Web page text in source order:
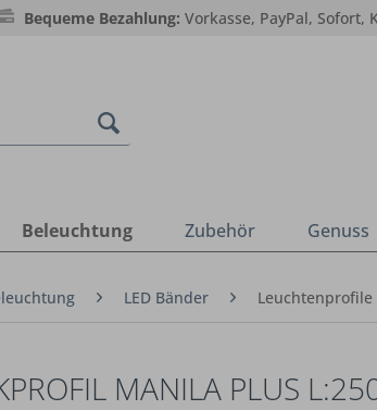
Bequeme Bezahlung: Vorkasse, PayPal, Sofort,
Beleuchtung Zubehör Genuss
LED Bänder Leuchtenprofile
MANILA PLUS